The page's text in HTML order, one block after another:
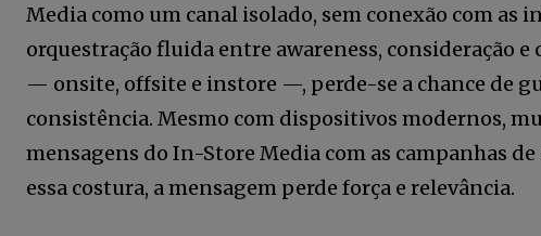
Media como um canal isolado, sem conexão com
orquestração fluida entre awareness, consideração
— onsite, offsite e instore —, perde-se a chance de
consistência. Mesmo com dispositivos modernos,
mensagens do In-Store Media com as campanhas
essa costura, a mensagem perde força e relevância.